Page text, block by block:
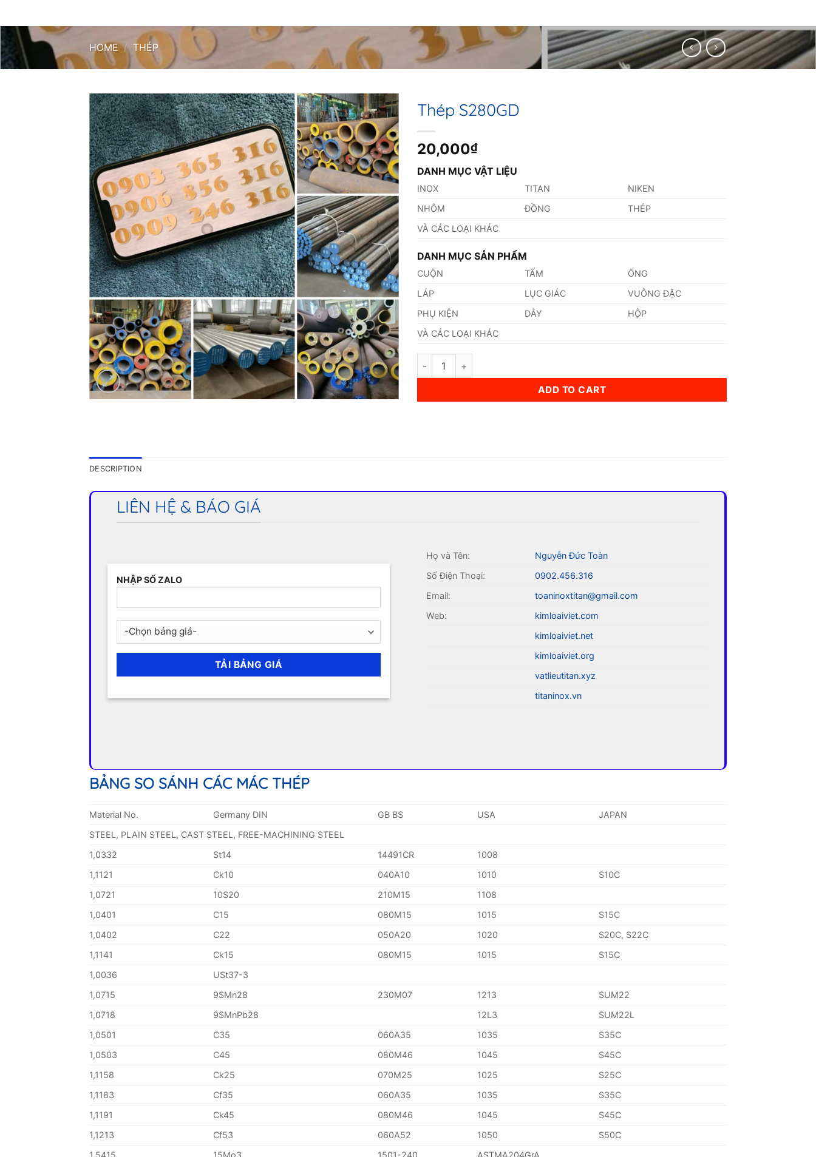
HOME / THÉP
Thép S280GD
20,000₫
DANH MỤC VẬT LIỆU
INOX TITAN
NIKEN
NHÔM
ĐỒNG
THÉP
VÀ CÁC LOẠI KHÁC
DANH MỤC SẢN PHẨM
CUỘN TẤM
ỐNG
LÁP
LỤC GIÁC
VUÔNG ĐẶC
PHỤ KIỆN
DÂY
HỘP
VÀ CÁC LOẠI KHÁC
Thép S280GD quantity
ADD TO CART
DESCRIPTION
LIÊN HỆ & BÁO GIÁ
NHẬP SỐ ZALO
Họ và Tên:
Nguyễn Đức Toàn
Số Điện Thoại:
0902.456.316
Email:
toaninoxtitan@gmail.com
Web:
kimloaiviet.com
kimloaiviet.net
kimloaiviet.org
vatlieutitan.xyz
titaninox.vn
BẢNG SO SÁNH CÁC MÁC THÉP
Material No. Germany DIN GB BS USA
JAPAN
STEEL, PLAIN STEEL, CAST STEEL, FREE-MACHINING STEEL
1,0332
St14 14491CR
1008
1,1121
Ck10 040A10 1010
S10C
1,0721
10S20 210M15
1108
1,0401
C15 080M15 1015
S15C
1,0402
C22 050A20 1020
S20C, S22C
1,1141
Ck15 080M15 1015
S15C
1,0036
USt37-3
1,0715
9SMn28 230M07 1213
SUM22
1,0718
9SMnPb28 12L3
SUM22L
1,0501
C35 060A35 1035
S35C
1,0503
C45 080M46 1045
S45C
1,1158
Ck25 070M25 1025
S25C
1,1183
Cf35 060A35 1035
S35C
1,1191
Ck45 080M46 1045
S45C
1,1213
Cf53 060A52 1050
S50C
1,5415
15Mo3 1501-240
ASTMA204GrA